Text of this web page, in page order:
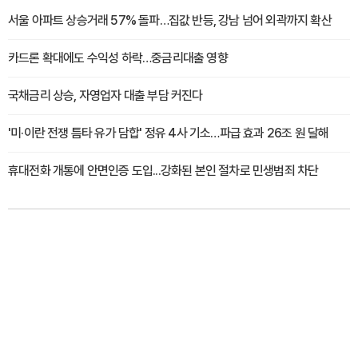
서울 아파트 상승거래 57% 돌파…집값 반등, 강남 넘어 외곽까지 확산
카드론 확대에도 수익성 하락…중금리대출 영향
국채금리 상승, 자영업자 대출 부담 커진다
'미·이란 전쟁 틈타 유가 담합' 정유 4사 기소…파급 효과 26조 원 달해
휴대전화 개통에 안면인증 도입...강화된 본인 절차로 민생범죄 차단